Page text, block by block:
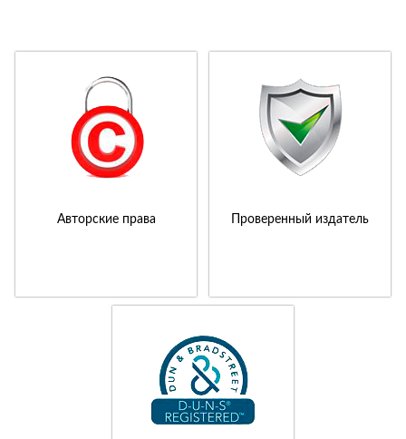
Авторские права Проверенный издатель